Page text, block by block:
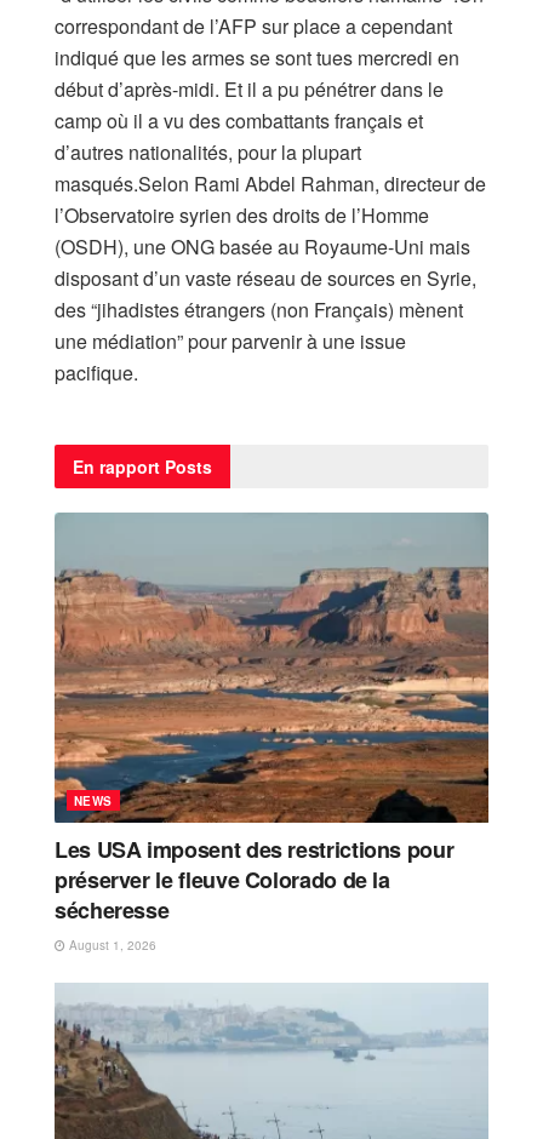
correspondant de l’AFP sur place a cependant
indiqué que les armes se sont tues mercredi en
début d’après-midi. Et il a pu pénétrer dans le
camp où il a vu des combattants français et
d’autres nationalités, pour la plupart
masqués.Selon Rami Abdel Rahman, directeur de
l’Observatoire syrien des droits de l’Homme
(OSDH), une ONG basée au Royaume-Uni mais
disposant d’un vaste réseau de sources en Syrie,
des “jihadistes étrangers (non Français) mènent
une médiation” pour parvenir à une issue
pacifique.
En rapport Posts
NEWS
Les USA imposent des restrictions pour
préserver le fleuve Colorado de la
sécheresse
August 1, 2026